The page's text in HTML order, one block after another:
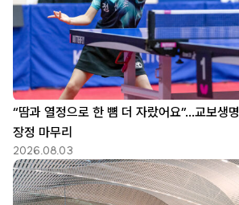
“땀과 열정으로 한 뼘 더 자랐어요”…교보생
장정 마무리
2026.08.03